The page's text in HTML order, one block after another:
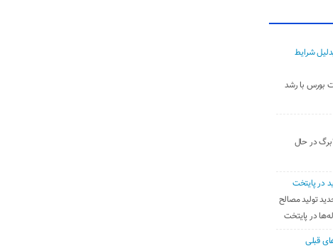
شرایط
بورس با رشد
در حال
در پایتخت
تولید مصالح
در پایتخت
قبلی